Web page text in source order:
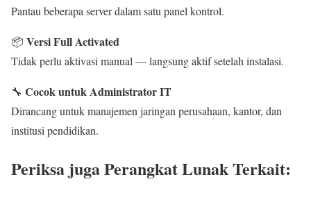
Pantau beberapa server dalam satu panel kontrol.
📦 Versi Full Activated
Tidak perlu aktivasi manual — langsung aktif setelah instalasi.
🔧 Cocok untuk Administrator IT
Dirancang untuk manajemen jaringan perusahaan, kantor, dan
institusi pendidikan.
Periksa juga Perangkat Lunak Terkait: